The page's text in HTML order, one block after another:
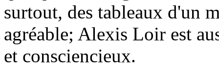
surtout, des tableaux d'un
agréable; Alexis Loir est
et consciencieux.